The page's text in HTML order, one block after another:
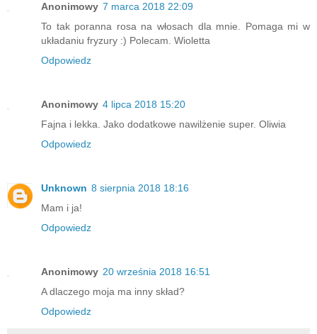
Anonimowy 7 marca 2018 22:09
To tak poranna rosa na włosach dla mnie. Pomaga mi w
układaniu fryzury :) Polecam. Wioletta
Odpowiedz
Anonimowy 4 lipca 2018 15:20
Fajna i lekka. Jako dodatkowe nawilżenie super. Oliwia
Odpowiedz
Unknown 8 sierpnia 2018 18:16
Mam i ja!
Odpowiedz
Anonimowy 20 września 2018 16:51
A dlaczego moja ma inny skład?
Odpowiedz